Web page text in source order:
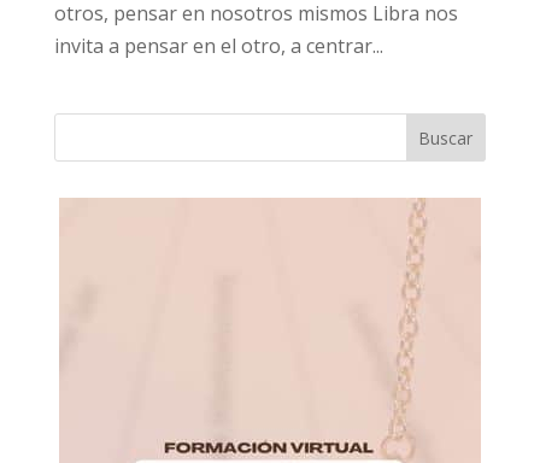
otros, pensar en nosotros mismos Libra nos
invita a pensar en el otro, a centrar...